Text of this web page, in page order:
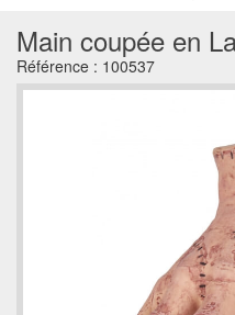
Main coupée en
Référence : 100537